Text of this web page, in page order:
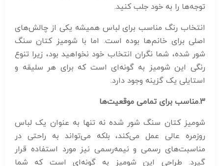
توجه‌ها را به خود جلب کنید.
انتخاب رنگ مناسب برای لباس همیشه یکی از چالش‌های
اصلی برای خانم‌ها بوده است. اما با شومیز کتان سنگ
شور شده، شما نگران انتخاب خود نخواهید بود، زیرا تنوع
رنگی این شومیز به گونه‌ای است که برای هر سلیقه و
استایلی یک گزینه وجود دارد.
3.مناسب برای تمامی موقعیت‌ها
شومیز کتان سنگ شور شده نه تنها به عنوان یک لباس
روزمره عالی عمل می‌کند، بلکه می‌تواند به راحتی در
مناسبت‌های رسمی و نیمه‌رسمی نیز مورد استفاده قرار
گیرد. طراحی این شومیز به گونه‌ای است که شما